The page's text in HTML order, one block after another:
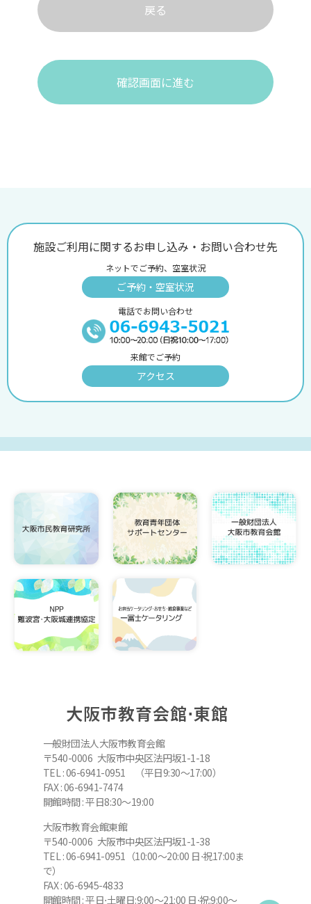
戻る
確認画面に進む
施設ご利用に関するお申し込み・お問い合わせ先
ネットでご予約、空室状況
ご予約・空室状況
電話でお問い合わせ
来館でご予約
アクセス
大阪市教育会館⋅東館
一般財団法人大阪市教育会館
〒540-0006 大阪市中央区法円坂1-1-18
TEL : 06-6941-0951 （平日9:30～17:00）
FAX : 06-6941-7474
開館時間 : 平日8:30～19:00
大阪市教育会館東館
〒540-0006 大阪市中央区法円坂1-1-38
TEL : 06-6941-0951（10:00～20:00 日⋅祝17:00ま
で）
FAX : 06-6945-4833
開館時間 : 平日⋅土曜日:9:00～21:00 日⋅祝:9:00～